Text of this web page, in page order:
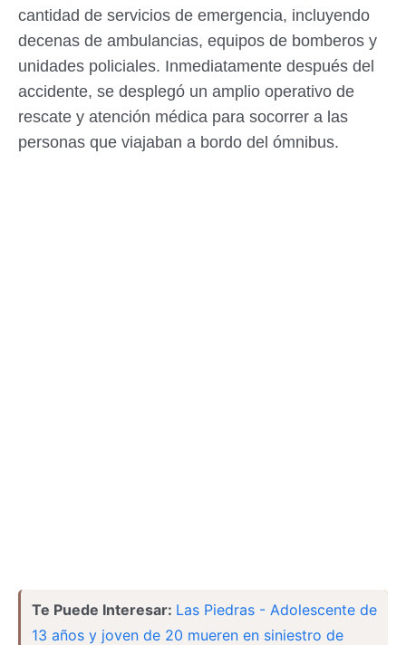
cantidad de servicios de emergencia, incluyendo
decenas de ambulancias, equipos de bomberos y
unidades policiales. Inmediatamente después del
accidente, se desplegó un amplio operativo de
rescate y atención médica para socorrer a las
personas que viajaban a bordo del ómnibus.
Te Puede Interesar: Las Piedras - Adolescente de
13 años y joven de 20 mueren en siniestro de